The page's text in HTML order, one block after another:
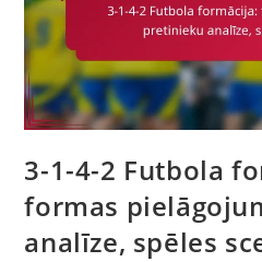
Spēli,
Stratēģiskas
Izmaiņas
3-1-4-2 Futbola
formas
analīze, spēles